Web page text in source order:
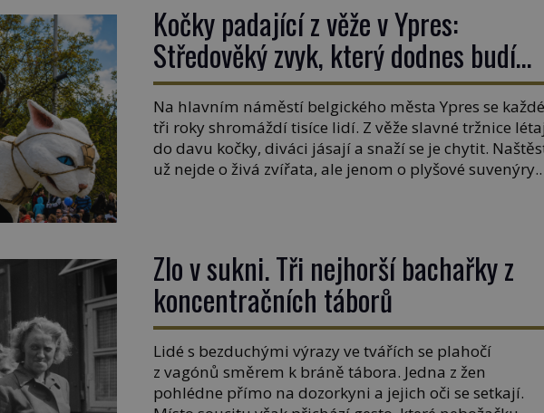
vztah k Židům, nemá se Řím čím chlubit. […]
Kočky padající z věže v Ypres:
Středověký zvyk, který dodnes budí
rozpaky
Na hlavním náměstí belgického města Ypres se každé
tři roky shromáždí tisíce lidí. Z věže slavné tržnice
do davu kočky, diváci jásají a snaží se je chytit.
už nejde o živá zvířata, ale jenom o plyšové suvenýry.
Zlo v sukni. Tři nejhorší bachařky z
koncentračních táborů
Lidé s bezduchými výrazy ve tvářích se plahočí
z vagónů směrem k bráně tábora. Jedna z žen
pohlédne přímo na dozorkyni a jejich oči se setkají.